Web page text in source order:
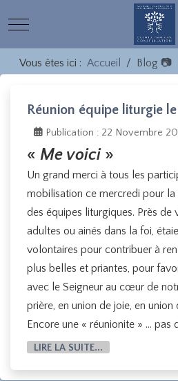
Mobile Menu Toggle
Vous êtes ici : Accueil Blog 📷
Réunion équipe liturgie
Publication : 22 Novembre
« Me voici»
Un grand merci à tous les
mobilisation ce mercredi pour
des équipes liturgiques. Près de
adultes ou ainés dans la foi,
volontaires pour contribuer à
plus belles et priantes, pour
avec le Seigneur au cœur de
prière, en union de joie, en union
Encore une « réunionite » … pas
LIRE LA SUITE...